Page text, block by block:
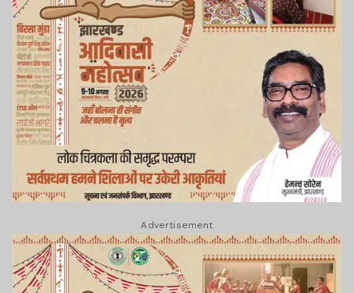
Advertisement